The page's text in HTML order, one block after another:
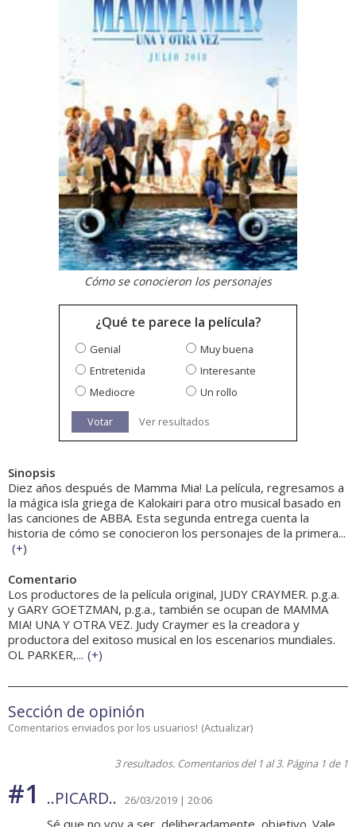
Cómo se conocieron los personajes
¿Qué te parece la película?
Genial
Muy buena
Entretenida
Interesante
Mediocre
Un rollo
Votar Ver resultados
Sinopsis
Diez años después de Mamma Mia! La película, regresamos a
la mágica isla griega de Kalokairi para otro musical basado en
las canciones de ABBA. Esta segunda entrega cuenta la
historia de cómo se conocieron los personajes de la primera...
(+)
Comentario
Los productores de la película original, JUDY CRAYMER. p.g.a.
y GARY GOETZMAN, p.g.a., también se ocupan de MAMMA
MIA! UNA Y OTRA VEZ. Judy Craymer es la creadora y
productora del exitoso musical en los escenarios mundiales.
OL PARKER,... (+)
Sección de opinión
Comentarios enviados por los usuarios! (Actualizar)
3 resultados. Comentarios del 1 al 3. Página 1 de 1
#1 ..PICARD.. 26/03/2019 | 20:06